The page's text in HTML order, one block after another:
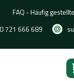
721 666 689
FAQ - Häufig